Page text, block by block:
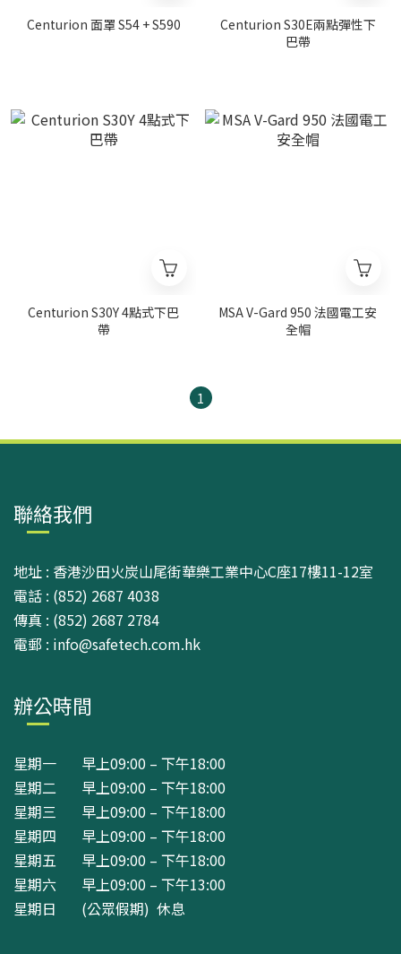
Centurion 面罩 S54 + S590
Centurion S30E兩點彈性下
巴帶
Centurion S30Y 4點式下巴
帶
MSA V-Gard 950 法國電工安
全帽
1
聯絡我們
地址 : 香港沙田火炭山尾街華樂工業中心C座17樓11-12室
電話 : (852) 2687 4038
傳真 : (852) 2687 2784
電郵 : info@safetech.com.hk
辦公時間
星期一 早上09:00 – 下午18:00
星期二 早上09:00 – 下午18:00
星期三 早上09:00 – 下午18:00
星期四 早上09:00 – 下午18:00
星期五 早上09:00 – 下午18:00
星期六 早上09:00 – 下午13:00
星期日 (公眾假期) 休息